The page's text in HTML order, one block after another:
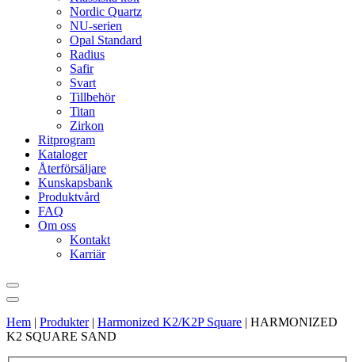
Nordic Quartz
NU-serien
Opal Standard
Radius
Safir
Svart
Tillbehör
Titan
Zirkon
Ritprogram
Kataloger
Återförsäljare
Kunskapsbank
Produktvård
FAQ
Om oss
Kontakt
Karriär
Hem | Produkter| Harmonized K2/K2P Square | HARMONIZED
K2 SQUARE SAND